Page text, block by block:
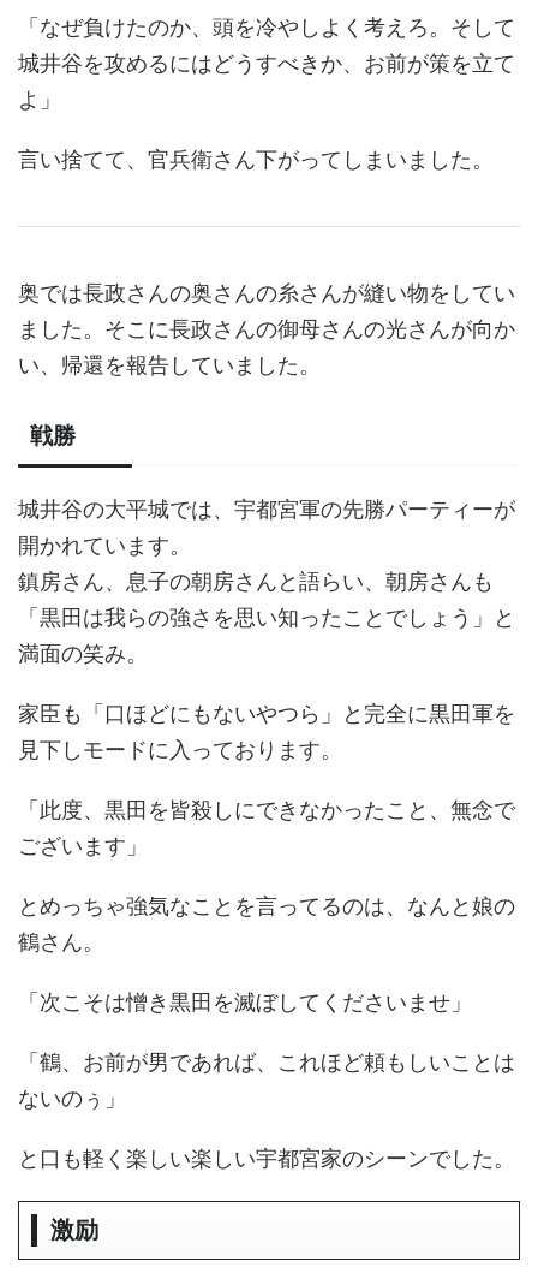
「なぜ負けたのか、頭を冷やしよく考えろ。そして
城井谷を攻めるにはどうすべきか、お前が策を立て
よ」
言い捨てて、官兵衛さん下がってしまいました。
奥では長政さんの奥さんの糸さんが縫い物をしてい
ました。そこに長政さんの御母さんの光さんが向か
い、帰還を報告していました。
戦勝
城井谷の大平城では、宇都宮軍の先勝パーティーが
開かれています。
鎮房さん、息子の朝房さんと語らい、朝房さんも
「黒田は我らの強さを思い知ったことでしょう」と
満面の笑み。
家臣も「口ほどにもないやつら」と完全に黒田軍を
見下しモードに入っております。
「此度、黒田を皆殺しにできなかったこと、無念で
ございます」
とめっちゃ強気なことを言ってるのは、なんと娘の
鶴さん。
「次こそは憎き黒田を滅ぼしてくださいませ」
「鶴、お前が男であれば、これほど頼もしいことは
ないのぅ」
と口も軽く楽しい楽しい宇都宮家のシーンでした。
激励